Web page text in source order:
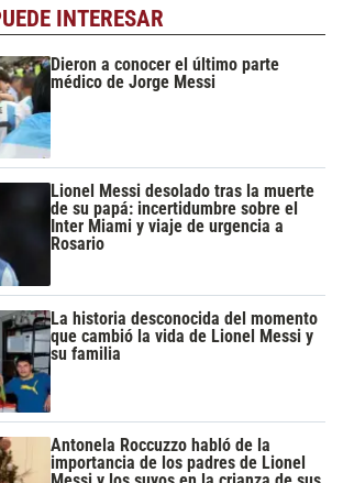
INTERESAR
Dieron a conocer el último parte
médico de Jorge Messi
Lionel Messi desolado tras la muerte
de su papá: incertidumbre sobre el
Inter Miami y viaje de urgencia a
Rosario
La historia desconocida del momento
que cambió la vida de Lionel Messi y
su familia
Antonela Roccuzzo habló de la
importancia de los padres de Lionel